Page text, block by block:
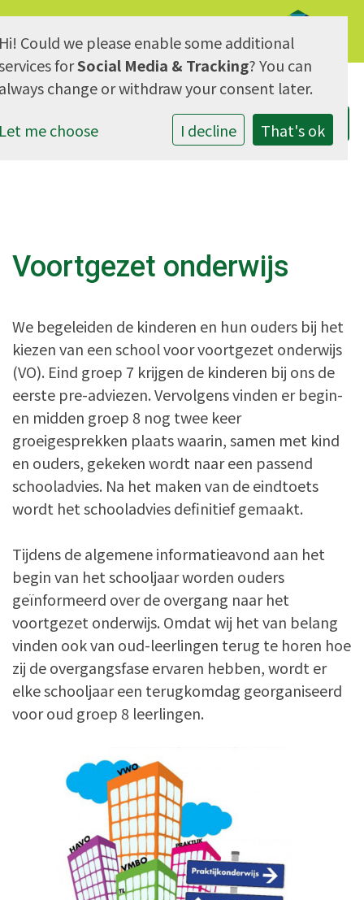
AVG & Privacy
Voortgezet onderwijs
We begeleiden de kinderen en hun ouders bij het
kiezen van een school voor voortgezet onderwijs
(VO). Eind groep 7 krijgen de kinderen bij ons de
eerste pre-adviezen. Vervolgens vinden er begin-
en midden groep 8 nog twee keer
groeigesprekken plaats waarin, samen met kind
en ouders, gekeken wordt naar een passend
schooladvies. Na het maken van de eindtoets
wordt het schooladvies definitief gemaakt.
Tijdens de algemene informatieavond aan het
begin van het schooljaar worden ouders
geïnformeerd over de overgang naar het
voortgezet onderwijs. Omdat wij het van belang
vinden ook van oud-leerlingen terug te horen hoe
zij de overgangsfase ervaren hebben, wordt er
elke schooljaar een terugkomdag georganiseerd
voor oud groep 8 leerlingen.
Could we please enable some additional
forSocial Media & Tracking? You can
change or withdraw your consent later.
me choose
I decline That's ok